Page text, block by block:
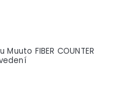
FIBER COUNTER